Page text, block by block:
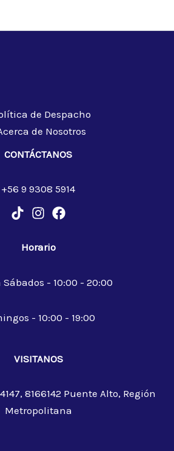
de Despacho
de Nosotros
CONTÁCTANOS
+56 9 9308 5914
Horario
Sábados - 10:00 - 20:00
- 10:00 - 19:00
VISITANOS
8166142 Puente Alto, Región
Metropolitana